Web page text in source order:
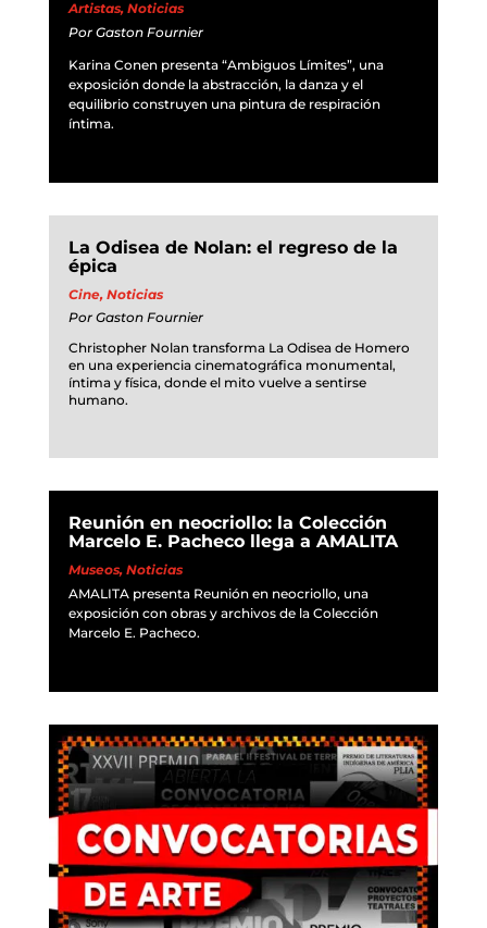
Artistas, Noticias
Por Gaston Fournier
Karina Conen presenta “Ambiguos Límites”, una
exposición donde la abstracción, la danza y el
equilibrio construyen una pintura de respiración
íntima.
La Odisea de Nolan: el regreso de la
épica
Cine, Noticias
Por Gaston Fournier
Christopher Nolan transforma La Odisea de Homero
en una experiencia cinematográfica monumental,
íntima y física, donde el mito vuelve a sentirse
humano.
Reunión en neocriollo: la Colección
Marcelo E. Pacheco llega a AMALITA
Museos, Noticias
AMALITA presenta Reunión en neocriollo, una
exposición con obras y archivos de la Colección
Marcelo E. Pacheco.